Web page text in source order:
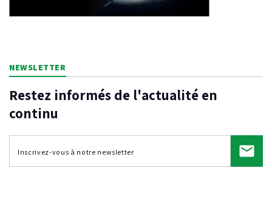
NEWSLETTER
Restez informés de l'actualité en
continu